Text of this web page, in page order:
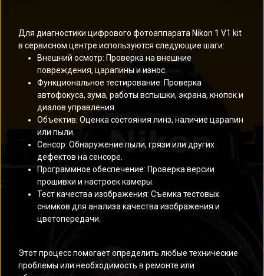
Для диагностики цифрового фотоаппарата Nikon 1 V1 kit
в сервисном центре используются следующие шаги:
Внешний осмотр: Проверка на внешние
повреждения, царапины и износ.
Функциональное тестирование: Проверка
автофокуса, зума, работы вспышки, экрана, кнопок и
диалов управления.
Объектив: Оценка состояния линз, наличие царапин
или пыли.
Сенсор: Обнаружение пыли, грязи или других
дефектов на сенсоре.
Программное обеспечение: Проверка версии
прошивки и настроек камеры.
Тест качества изображения: Съемка тестовых
снимков для анализа качества изображения и
цветопередачи.
Этот процесс помогает определить любые технические
проблемы или необходимость в ремонте или